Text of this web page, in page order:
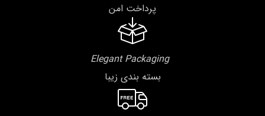
پرداخت امن
Elegant Packaging
بسته بندی زیبا